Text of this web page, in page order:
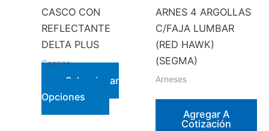
CASCO CON
REFLECTANTE
DELTA PLUS
Cascos
Seleccionar
Opciones
Este
producto
ARNES 4 ARGOLLAS
C/FAJA LUMBAR
(RED HAWK)
(SEGMA)
Arneses
Agregar A
Cotización